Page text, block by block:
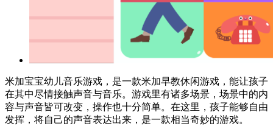
米加宝宝幼儿音乐游戏，是一款米加早教休闲游戏，能让孩子
在其中尽情接触声音与音乐。游戏里有诸多场景，场景中的内
容与声音皆可改变，操作也十分简单。在这里，孩子能够自由
发挥，将自己的声音表达出来，是一款相当奇妙的游戏。